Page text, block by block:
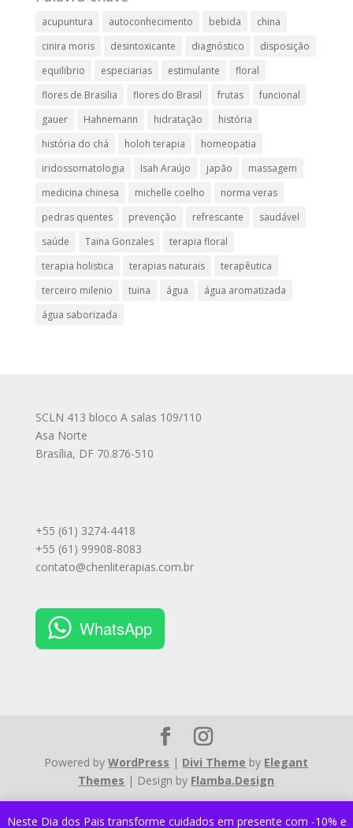
Neste Dia dos Pais transforme cuidados em presente com -10% e
acupuntura autoconhecimento bebida
china
cinira moris
desintoxicante diagnóstico
disposição
equilibrio
especiarias estimulante
floral
flores de Brasilia
flores do Brasil frutas
funcional
gauer
Hahnemann hidratação
história
história do chá
holoh terapia
homeopatia
iridossomatologia
Isah Araújo japão
massagem
medicina chinesa
michelle coelho
norma veras
pedras quentes
prevenção refrescante
saudável
saúde
Taina Gonzales
terapia floral
terapia holistica
terapias naturais
terapêutica
terceiro milenio
tuina água
água aromatizada
água saborizada
SCLN 413 bloco A salas 109/110
Asa Norte
Brasília, DF 70.876-510
+55 (61) 3274-4418
+55 (61) 99908-8083
contato@chenliterapias.com.br
WhatsApp
Powered byWordPress | Divi Theme by Elegant
Themes | Design by Flamba.Design